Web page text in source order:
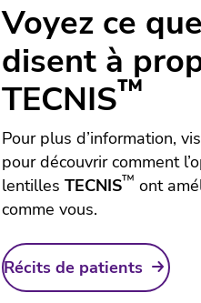
Voyez ce
disent à
TECNIS™
Pour plus d’information,
pour découvrir comment
lentilles TECNIS™ ont
comme vous.
Récits de patients